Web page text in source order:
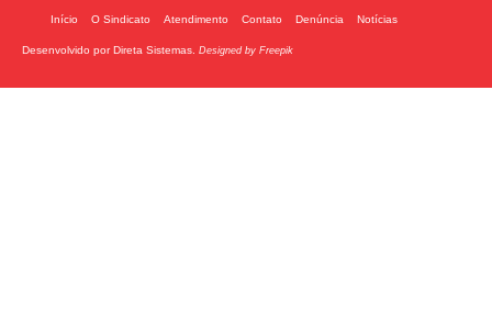
Início O Sindicato Atendimento Contato Denúncia Notícias
Desenvolvido porDireta Sistemas Designed by Freepik